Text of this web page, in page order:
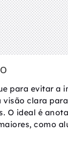
para evitar a
clara
O ideal é
como